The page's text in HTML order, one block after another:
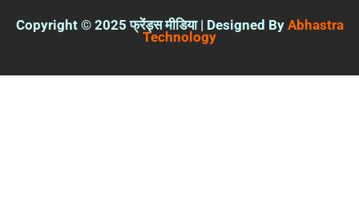
Copyright © 2025 फ्रेंड्स मीडिया | Designed By Abhastra
Technology